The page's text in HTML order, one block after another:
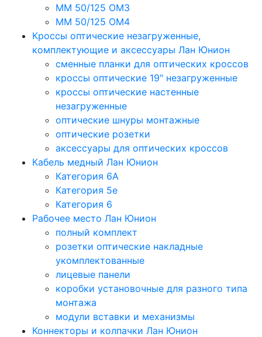
MM 50/125 OM3
MM 50/125 OM4
Кроссы оптические незагруженные,
комплектующие и аксессуары Лан Юнион
сменные планки для оптических кроссов
кроссы оптические 19" незагруженные
кроссы оптические настенные
незагруженные
оптические шнуры монтажные
оптические розетки
аксессуары для оптических кроссов
Кабель медный Лан Юнион
Категория 6A
Категория 5e
Категория 6
Рабочее место Лан Юнион
полный комплект
розетки оптические накладные
укомплектованные
лицевые панели
коробки установочные для разного типа
монтажа
модули вставки и механизмы
Коннекторы и колпачки Лан Юнион